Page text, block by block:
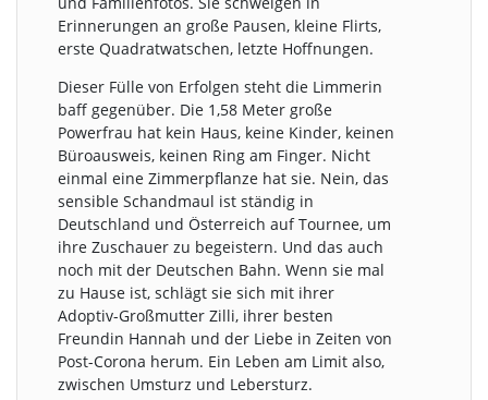
Erinnerungen an große Pausen, kleine Flirts,
erste Quadratwatschen, letzte Hoffnungen.
Dieser Fülle von Erfolgen steht die Limmerin
baff gegenüber. Die 1,58 Meter große
Powerfrau hat kein Haus, keine Kinder, keinen
Büroausweis, keinen Ring am Finger. Nicht
einmal eine Zimmerpflanze hat sie. Nein, das
sensible Schandmaul ist ständig in
Deutschland und Österreich auf Tournee, um
ihre Zuschauer zu begeistern. Und das auch
noch mit der Deutschen Bahn. Wenn sie mal
zu Hause ist, schlägt sie sich mit ihrer
Adoptiv-Großmutter Zilli, ihrer besten
Freundin Hannah und der Liebe in Zeiten von
Post-Corona herum. Ein Leben am Limit also,
zwischen Umsturz und Lebersturz.